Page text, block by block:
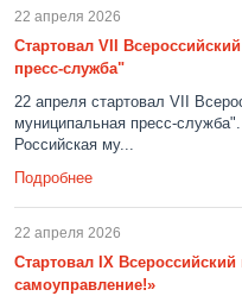
22 апреля 2026
Стартовал VII
пресс-служба"
22 апреля стартовал VII
муниципальная пресс-
Российская му...
Подробнее
22 апреля 2026
Стартовал IX
самоуправление!»